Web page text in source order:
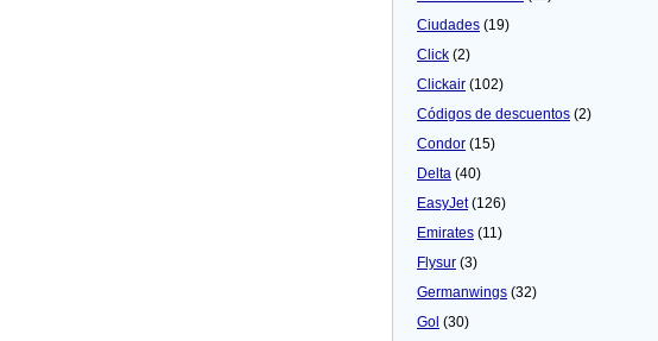
Ciudades (19)
Click (2)
Clickair (102)
Códigos de descuentos (2)
Condor (15)
Delta (40)
EasyJet(126)
Emirates (11)
Flysur (3)
Germanwings (32)
Gol (30)